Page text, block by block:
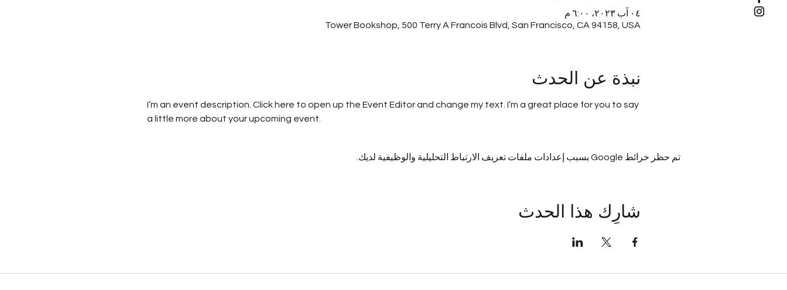
٠٤ آب ٢٠٢٣، ٦:٠٠ م
Tower Bookshop, 500 Terry A Francois Blvd, San Francisco, CA 94158, USA
نبذة عن الحدث
I’m an event description. Click here to open up the Event Editor and change my text. I’m a great place for you to say
a little more about your upcoming event.
تم حظر خرائط Google بسبب إعدادات ملفات تعريف الارتباط التحليلية والوظيفية لديك.
شارِك هذا الحدث